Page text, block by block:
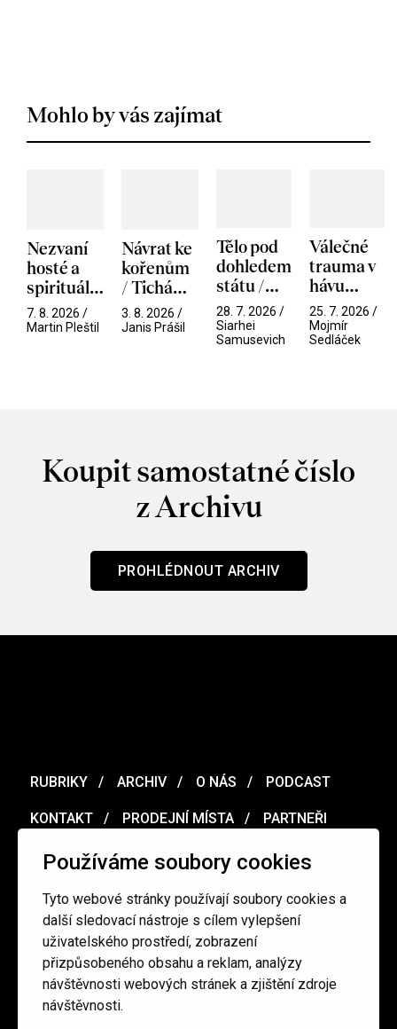
Používáme soubory cookies
Tyto webové stránky používají soubory cookies a
další sledovací nástroje s cílem vylepšení
uživatelského prostředí, zobrazení
přizpůsobeného obsahu a reklam, analýzy
návštěvnosti webových stránek a zjištění zdroje
návštěvnosti.
Mohlo by vás zajímat
Nezvaní
hosté a
spirituální
narušitelé
z vesmíru
7. 8. 2026 /
Martin Pleštil
Návrat ke
kořenům
/ Tichá
přítelkyně
3. 8. 2026 /
Janis Prášil
Tělo pod
dohledem
státu /
Pramen
28. 7. 2026 /
Siarhei
Samusevich
Válečné
trauma v
hávu
spektáklu
/ Odyssea
25. 7. 2026 /
Mojmír
Sedláček
Koupit samostatné číslo
z Archivu
PROHLÉDNOUT ARCHIV
RUBRIKY ARCHIV O NÁS PODCAST
KONTAKT PRODEJNÍ MÍSTA PARTNEŘI
MERCH VOUCHER
Ochrana osobních údajů / Obchodní podmínky
redakce@cinepur.cz